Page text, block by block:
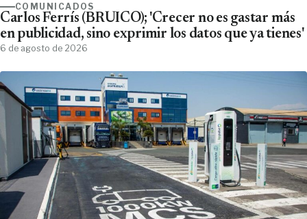
COMUNICADOS
Carlos Ferrís (BRUICO); 'Crecer no es gastar más
en publicidad, sino exprimir los datos que ya tienes'
6 de agosto de 2026